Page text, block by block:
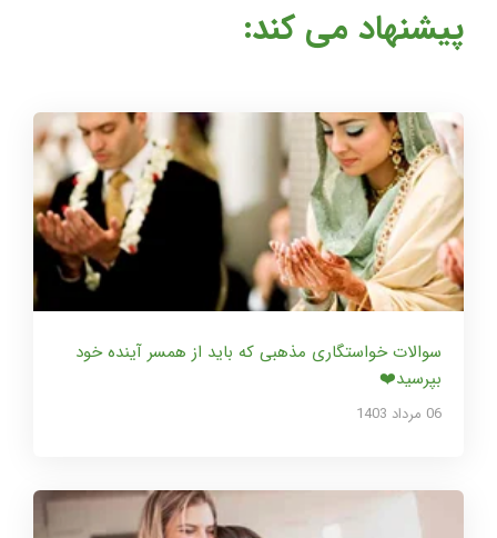
پیشنهاد می کند:
سوالات خواستگاری مذهبی که باید از همسر آینده خود
بپرسید❤️
06 مرداد 1403